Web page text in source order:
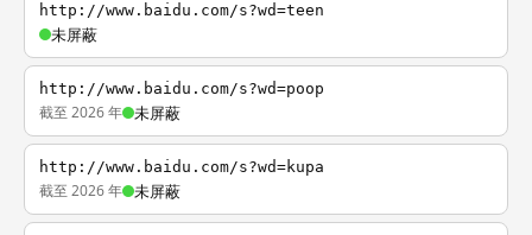
http://www.baidu.com/s?wd=teen
未屏蔽
http://www.baidu.com/s?wd=poop
截至 2026 年 未屏蔽
http://www.baidu.com/s?wd=kupa
截至 2026 年 未屏蔽